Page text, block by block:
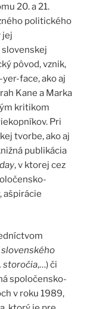
20. a 21.
politického
jej
pôvod, vznik,
face, ako aj
Kane a Marka
kritikom
Pri
tvorbe, ako aj
publikácia
, v ktorej cez
ašpirácie
storočia,…) či
spoločensko-
v roku 1989,